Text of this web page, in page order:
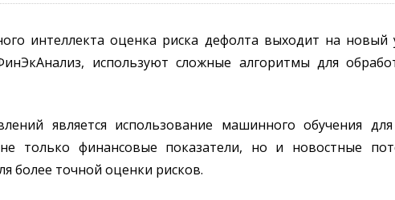
интеллекта оценка риска дефолта выходит на
используют сложные алгоритмы для
является использование машинного обучения
только финансовые показатели, но и новостные
более точной оценки рисков.